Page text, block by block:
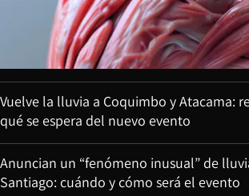
Vuelve la lluvia a Coquimbo y Atacama:
qué se espera del nuevo evento
Anuncian un “fenómeno inusual” de
Santiago: cuándo y cómo será el evento